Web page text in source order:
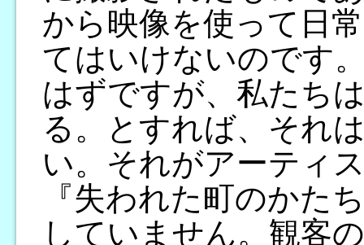
から映像を使って日
てはいけないのです
はずですが、私たち
る。とすれば、それ
い。それがアーティ
『失われた町のかた
していません。観客